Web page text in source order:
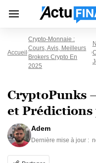
Accueil
Crypto-Monnaie :
Cours, Avis, Meilleurs
Brokers Crypto En
2025
CryptoPunks
et
Adem
Dernière mise à jour :